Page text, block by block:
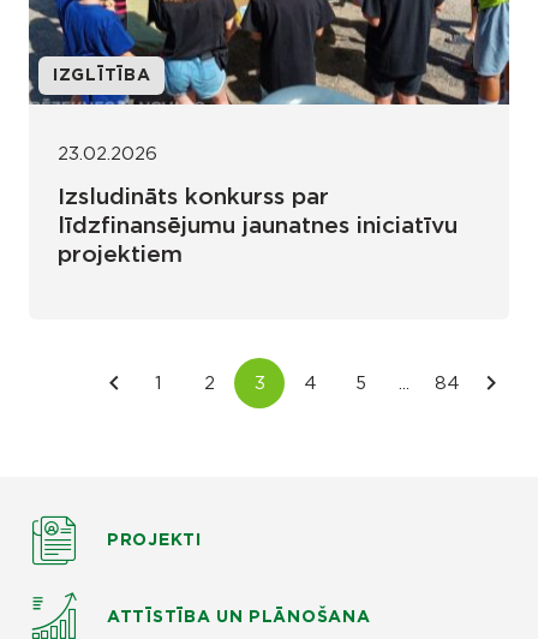
IZGLĪTĪBA
23.02.2026
Izsludināts konkurss par
līdzfinansējumu jaunatnes iniciatīvu
projektiem
PROJEKTI
ATTĪSTĪBA UN PLĀNOŠANA